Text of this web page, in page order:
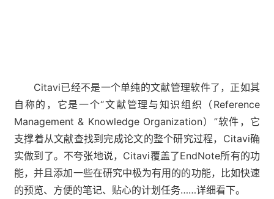
Citavi已经不是一个单纯的文献管理软件了，正如其
自称的，它是一个“文献管理与知识组织（Reference
Management & Knowledge Organization）”软件，它
支撑着从文献查找到完成论文的整个研究过程，Citavi确
实做到了。不夸张地说，Citavi覆盖了EndNote所有的功
能，并且添加一些在研究中极为有用的的功能，比如快速
的预览、方便的笔记、贴心的计划任务……详细看下。